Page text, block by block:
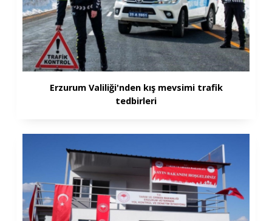
Erzurum Valiliği'nden kış mevsimi trafik
tedbirleri